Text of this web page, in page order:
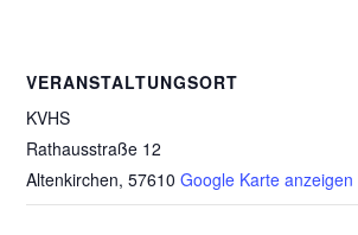
VERANSTALTUNGSORT
KVHS
Rathausstraße 12
Altenkirchen, 57610 Google Karte anzeigen